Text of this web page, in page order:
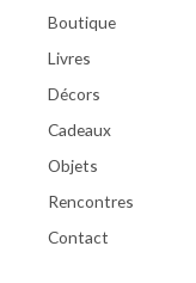
Boutique
Livres
Décors
Cadeaux
Objets
Rencontres
Contact